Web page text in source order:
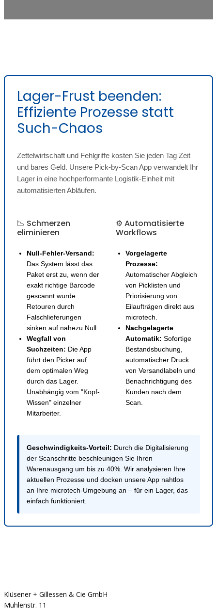
Lager-Frust beenden:
Effiziente Prozesse statt
Such-Chaos
Zettelwirtschaft und Fehlgriffe kosten Sie jeden Tag Zeit
und bares Geld. Unsere Pick-by-Scan App verwandelt Ihr
Lager in eine hochperformante Logistik-Einheit mit
automatisierten Abläufen.
📉 Schmerzen
eliminieren
Null-Fehler-Versand:
Das System lässt das
Paket erst zu, wenn der
exakt richtige Barcode
gescannt wurde.
Retouren durch
Falschlieferungen
sinken auf nahezu Null.
Wegfall von
Suchzeiten: Die App
führt den Picker auf
dem optimalen Weg
durch das Lager.
Unabhängig vom "Kopf-
Wissen" einzelner
Mitarbeiter.
⚙️ Automatisierte
Workflows
Vorgelagerte
Prozesse:
Automatischer Abgleich
von Picklisten und
Priorisierung von
Eilaufträgen direkt aus
microtech.
Nachgelagerte
Automatik: Sofortige
Bestandsbuchung,
automatischer Druck
von Versandlabeln und
Benachrichtigung des
Kunden nach dem
Scan.
Geschwindigkeits-Vorteil: Durch die Digitalisierung
der Scanschritte beschleunigen Sie Ihren
Warenausgang um bis zu 40%. Wir analysieren Ihre
aktuellen Prozesse und docken unsere App nahtlos
an Ihre microtech-Umgebung an – für ein Lager, das
einfach funktioniert.
Klüsener + Gillessen & Cie GmbH
Mühlenstr. 11